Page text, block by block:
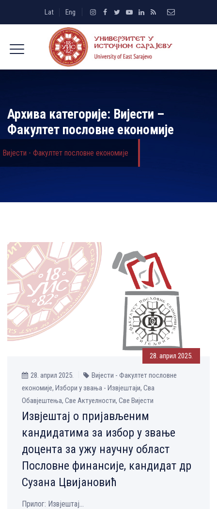
Lat Eng
Архива категорије: Вијести –
Факултет пословне економије
Вијести - Факултет пословне економије
28. април 2025.
28. април 2025.
Вијести - Факултет пословне
економије, Избори у звања - Извјештаји, Сва
Обавјештења, Све Aктуелности, Све Вијести
Извјештај о пријављеним
кандидатима за избор у звање
доцента за ужу научну област
Пословне финансије, кандидат др
Сузана Цвијановић
Прилог: Извјештај...